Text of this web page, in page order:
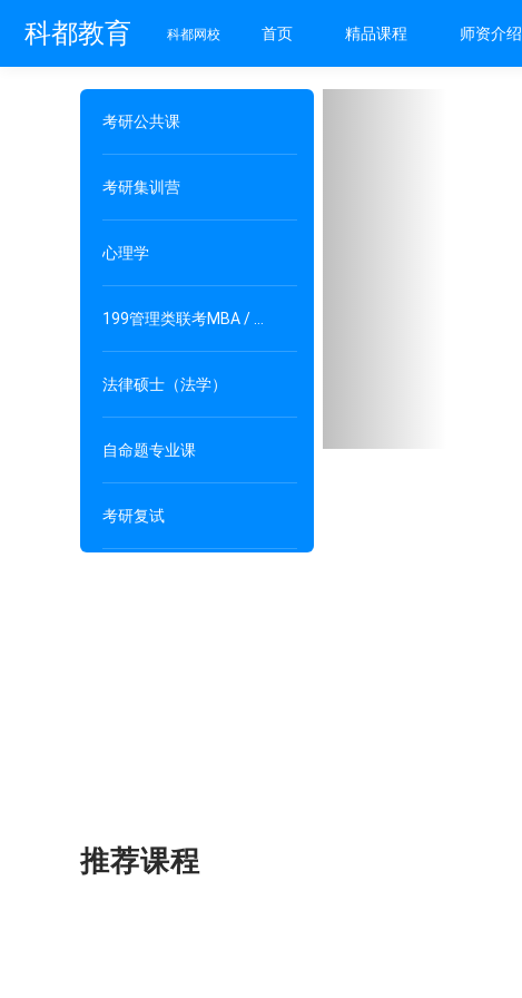
科都教育 科都网校 首页 精品课程 师资介绍
考研公共课
考研集训营
心理学
法律硕士（法学）
自命题专业课
考研复试
推荐课程